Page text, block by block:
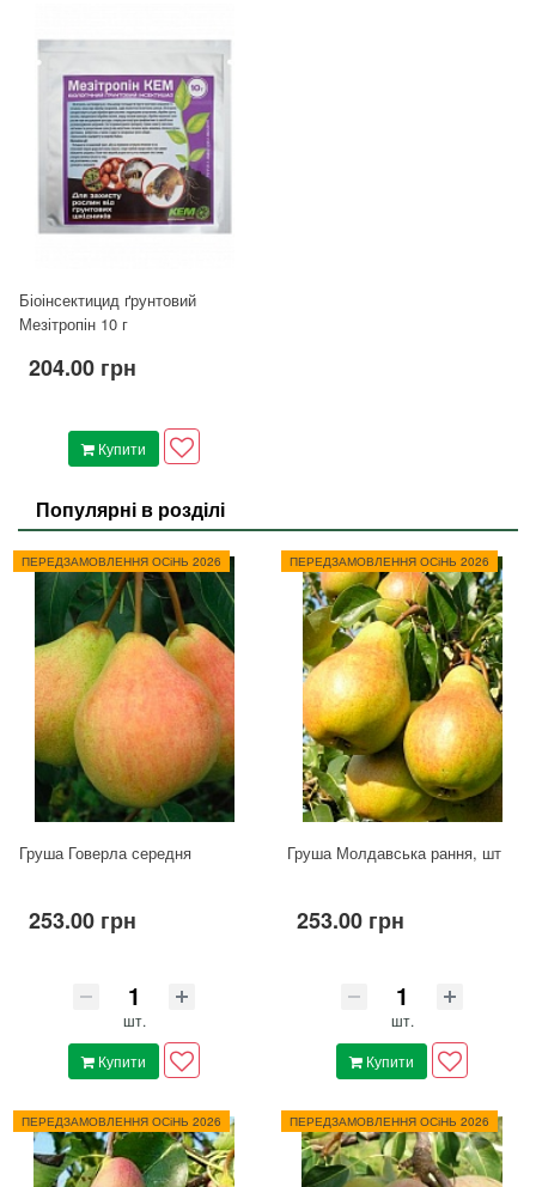
Біоінсектицид ґрунтовий
Мезітропін 10 г
204.00 грн
Купити
Популярні в розділі
ПЕРЕДЗАМОВЛЕННЯ ОСіНЬ 2026
Груша Говерла середня
253.00 грн
шт.
Купити
ПЕРЕДЗАМОВЛЕННЯ ОСіНЬ 2026
Груша Молдавська рання, шт
253.00 грн
шт.
Купити
ПЕРЕДЗАМОВЛЕННЯ ОСіНЬ 2026 ПЕРЕДЗАМОВЛЕННЯ ОСіНЬ 2026